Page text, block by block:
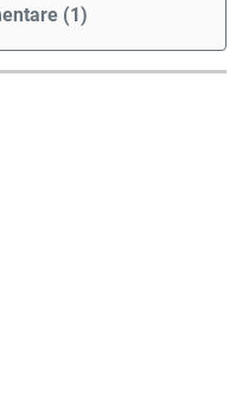
(1)